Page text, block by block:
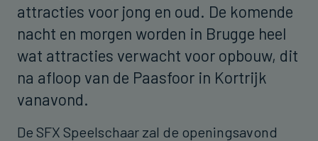
attracties voor jong en oud. De komende
nacht en morgen worden in Brugge heel
wat attracties verwacht voor opbouw, dit
na afloop van de Paasfoor in Kortrijk
vanavond.
De SFX Speelschaar zal de openingsavond